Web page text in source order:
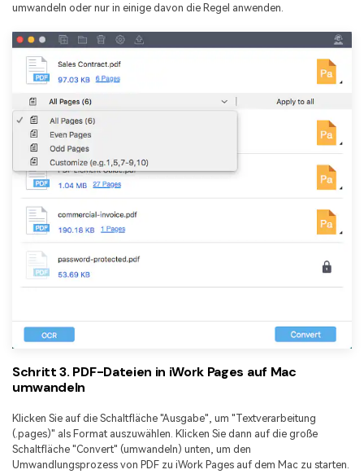
umwandeln oder nur in einige davon die Regel anwenden.
Schritt 3. PDF-Dateien in iWork Pages auf Mac
umwandeln
Klicken Sie auf die Schaltfläche "Ausgabe", um "Textverarbeitung
(.pages)" als Format auszuwählen. Klicken Sie dann auf die große
Schaltfläche "Convert" (umwandeln) unten, um den
Umwandlungsprozess von PDF zu iWork Pages auf dem Mac zu starten.